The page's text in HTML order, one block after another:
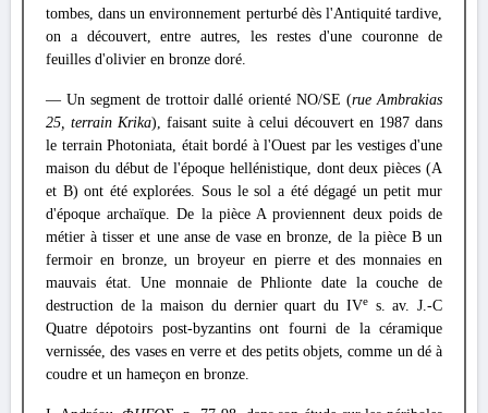
tombes, dans un environnement perturbé dès l'Antiquité tardive,
on a découvert, entre autres, les restes d'une couronne de
feuilles d'olivier en bronze doré.
— Un segment de trottoir dallé orienté NO/SE (rue Ambrakias
25, terrain Krika), faisant suite à celui découvert en 1987 dans
le terrain Photoniata, était bordé à l'Ouest par les vestiges d'une
maison du début de l'époque hellénistique, dont deux pièces (A
et B) ont été explorées. Sous le sol a été dégagé un petit mur
d'époque archaïque. De la pièce A proviennent deux poids de
métier à tisser et une anse de vase en bronze, de la pièce B un
fermoir en bronze, un broyeur en pierre et des monnaies en
mauvais état. Une monnaie de Phlionte date la couche de
destruction de la maison du dernier quart du IVes. av. J.-C
Quatre dépotoirs post-byzantins ont fourni de la céramique
vernissée, des vases en verre et des petits objets, comme un dé à
coudre et un hameçon en bronze.